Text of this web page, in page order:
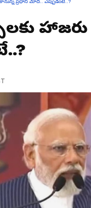
ప్రధాని మోదీ.. ఎప్పుడంటే..?